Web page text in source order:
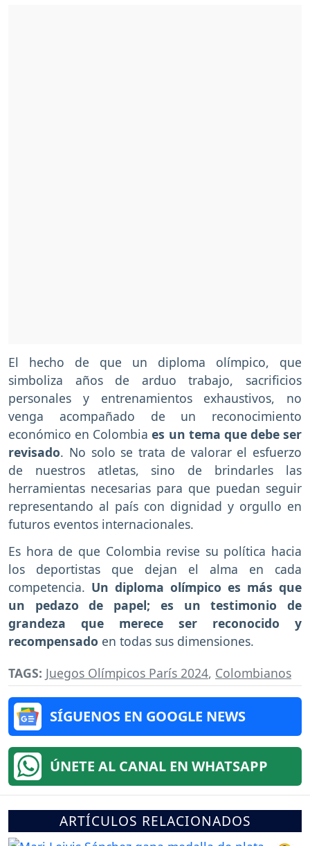
El hecho de que un diploma olímpico, que
simboliza años de arduo trabajo, sacrificios
personales y entrenamientos exhaustivos, no
venga acompañado de un reconocimiento
económico en Colombiaes un tema que debe ser
revisado. No solo se trata de valorar el esfuerzo
de nuestros atletas, sino de brindarles las
herramientas necesarias para que puedan seguir
representando al país con dignidad y orgullo en
futuros eventos internacionales.
Es hora de que Colombia revise su política hacia
los deportistas que dejan el alma en cada
competencia. Un diploma olímpico es más que
un pedazo de papel; es un testimonio de
grandeza que merece ser reconocido y
recompensado en todas sus dimensiones.
TAGS: Juegos Olímpicos París 2024, Colombianos
SÍGUENOS EN GOOGLE NEWS
ÚNETE AL CANAL EN WHATSAPP
ARTÍCULOS RELACIONADOS